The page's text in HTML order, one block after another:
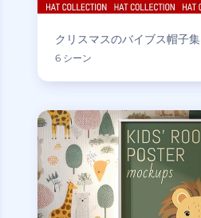
クリスマスのバイブス帽子集
6 シーン